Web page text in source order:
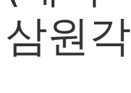
삼원